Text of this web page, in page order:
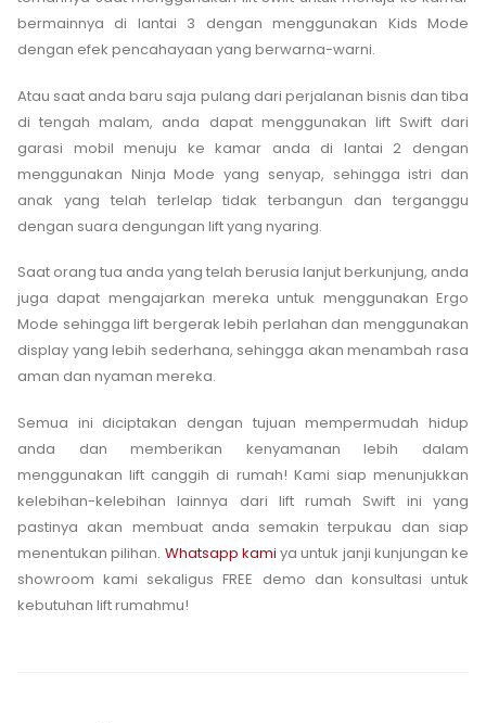
bermainnya di lantai 3 dengan menggunakan Kids Mode
dengan efek pencahayaan yang berwarna-warni.
Atau saat anda baru saja pulang dari perjalanan bisnis dan tiba
di tengah malam, anda dapat menggunakan lift Swift dari
garasi mobil menuju ke kamar anda di lantai 2 dengan
menggunakan Ninja Mode yang senyap, sehingga istri dan
anak yang telah terlelap tidak terbangun dan terganggu
dengan suara dengungan lift yang nyaring.
Saat orang tua anda yang telah berusia lanjut berkunjung, anda
juga dapat mengajarkan mereka untuk menggunakan Ergo
Mode sehingga lift bergerak lebih perlahan dan menggunakan
display yang lebih sederhana, sehingga akan menambah rasa
aman dan nyaman mereka.
Semua ini diciptakan dengan tujuan mempermudah hidup
anda dan memberikan kenyamanan lebih dalam
menggunakan lift canggih di rumah! Kami siap menunjukkan
kelebihan-kelebihan lainnya dari lift rumah Swift ini yang
pastinya akan membuat anda semakin terpukau dan siap
menentukan pilihan. Whatsapp kami ya untuk janji kunjungan ke
showroom kami sekaligus FREE demo dan konsultasi untuk
kebutuhan lift rumahmu!